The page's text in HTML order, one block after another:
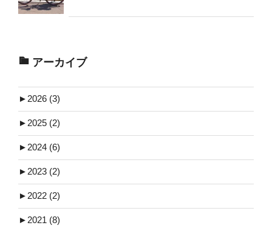
アーカイブ
► 2026 (3)
► 2025 (2)
► 2024 (6)
► 2023 (2)
► 2022 (2)
► 2021 (8)